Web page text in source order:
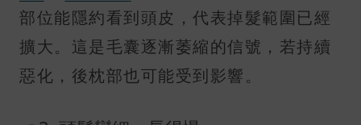
部位能隱約看到頭皮，代表掉髮範圍已經
擴大。這是毛囊逐漸萎縮的信號，若持續
惡化，後枕部也可能受到影響。